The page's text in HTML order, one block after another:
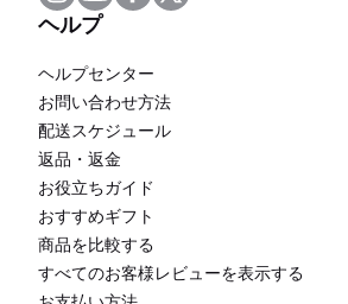
ヘルプ
ヘルプセンター
お問い合わせ方法
配送スケジュール
返品・返金
お役立ちガイド
おすすめギフト
商品を比較する
すべてのお客様レビューを表示する